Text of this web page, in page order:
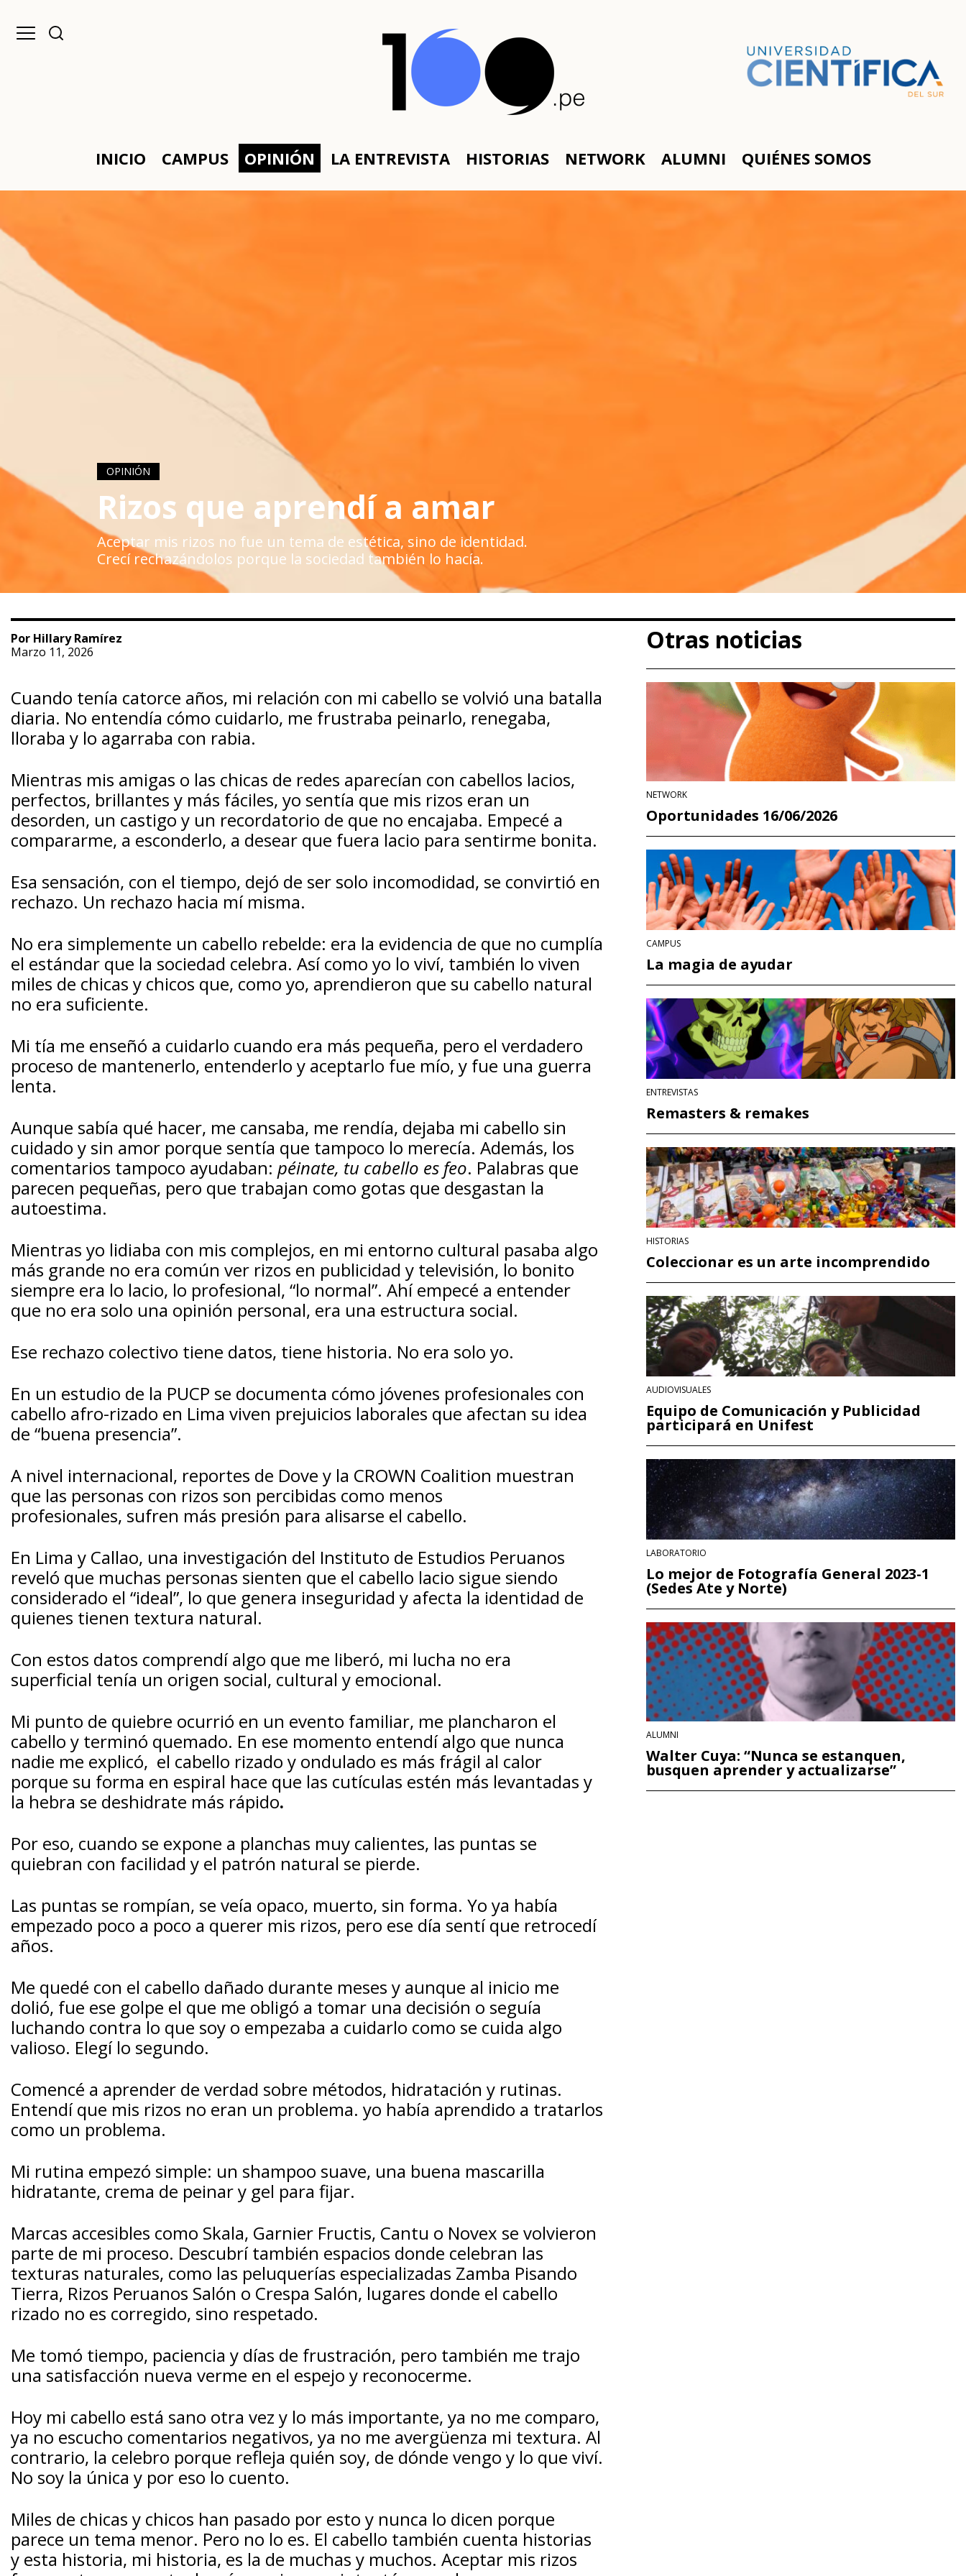
INICIO CAMPUS OPINIÓN LA ENTREVISTA HISTORIAS NETWORK ALUMNI QUIÉNES SOMOS
OPINIÓN
Rizos que aprendí a amar
Aceptar mis rizos no fue un tema de estética, sino de identidad.
Crecí rechazándolos porque la sociedad también lo hacía.
Por Hillary Ramírez
Marzo 11, 2026
Cuando tenía catorce años, mi relación con mi cabello se volvió una batalla
diaria. No entendía cómo cuidarlo, me frustraba peinarlo, renegaba,
lloraba y lo agarraba con rabia.
Mientras mis amigas o las chicas de redes aparecían con cabellos lacios,
perfectos, brillantes y más fáciles, yo sentía que mis rizos eran un
desorden, un castigo y un recordatorio de que no encajaba. Empecé a
compararme, a esconderlo, a desear que fuera lacio para sentirme bonita.
Esa sensación, con el tiempo, dejó de ser solo incomodidad, se convirtió en
rechazo. Un rechazo hacia mí misma.
No era simplemente un cabello rebelde: era la evidencia de que no cumplía
el estándar que la sociedad celebra. Así como yo lo viví, también lo viven
miles de chicas y chicos que, como yo, aprendieron que su cabello natural
no era suficiente.
Mi tía me enseñó a cuidarlo cuando era más pequeña, pero el verdadero
proceso de mantenerlo, entenderlo y aceptarlo fue mío, y fue una guerra
lenta.
Aunque sabía qué hacer, me cansaba, me rendía, dejaba mi cabello sin
cuidado y sin amor porque sentía que tampoco lo merecía. Además, los
comentarios tampoco ayudaban: péinate, tu cabello es feo. Palabras que
parecen pequeñas, pero que trabajan como gotas que desgastan la
autoestima.
Mientras yo lidiaba con mis complejos, en mi entorno cultural pasaba algo
más grande no era común ver rizos en publicidad y televisión, lo bonito
siempre era lo lacio, lo profesional, “lo normal”. Ahí empecé a entender
que no era solo una opinión personal, era una estructura social.
Ese rechazo colectivo tiene datos, tiene historia. No era solo yo.
En un estudio de la PUCP se documenta cómo jóvenes profesionales con
cabello afro-rizado en Lima viven prejuicios laborales que afectan su idea
de “buena presencia”.
A nivel internacional, reportes de Dove y la CROWN Coalition muestran
que las personas con rizos son percibidas como menos
profesionales, sufren más presión para alisarse el cabello.
En Lima y Callao, una investigación del Instituto de Estudios Peruanos
reveló que muchas personas sienten que el cabello lacio sigue siendo
considerado el “ideal”, lo que genera inseguridad y afecta la identidad de
quienes tienen textura natural.
Con estos datos comprendí algo que me liberó, mi lucha no era
superficial tenía un origen social, cultural y emocional.
Mi punto de quiebre ocurrió en un evento familiar, me plancharon el
cabello y terminó quemado. En ese momento entendí algo que nunca
nadie me explicó, el cabello rizado y ondulado es más frágil al calor
porque su forma en espiral hace que las cutículas estén más levantadas y
la hebra se deshidrate más rápido.
Por eso, cuando se expone a planchas muy calientes, las puntas se
quiebran con facilidad y el patrón natural se pierde.
Las puntas se rompían, se veía opaco, muerto, sin forma. Yo ya había
empezado poco a poco a querer mis rizos, pero ese día sentí que retrocedí
años.
Me quedé con el cabello dañado durante meses y aunque al inicio me
dolió, fue ese golpe el que me obligó a tomar una decisión o seguía
luchando contra lo que soy o empezaba a cuidarlo como se cuida algo
valioso. Elegí lo segundo.
Comencé a aprender de verdad sobre métodos, hidratación y rutinas.
Entendí que mis rizos no eran un problema. yo había aprendido a tratarlos
como un problema.
Mi rutina empezó simple: un shampoo suave, una buena mascarilla
hidratante, crema de peinar y gel para fijar.
Marcas accesibles como Skala, Garnier Fructis, Cantu o Novex se volvieron
parte de mi proceso. Descubrí también espacios donde celebran las
texturas naturales, como las peluquerías especializadas Zamba Pisando
Tierra, Rizos Peruanos Salón o Crespa Salón, lugares donde el cabello
rizado no es corregido, sino respetado.
Me tomó tiempo, paciencia y días de frustración, pero también me trajo
una satisfacción nueva verme en el espejo y reconocerme.
Hoy mi cabello está sano otra vez y lo más importante, ya no me comparo,
ya no escucho comentarios negativos, ya no me avergüenza mi textura. Al
contrario, la celebro porque refleja quién soy, de dónde vengo y lo que viví.
No soy la única y por eso lo cuento.
Miles de chicas y chicos han pasado por esto y nunca lo dicen porque
parece un tema menor. Pero no lo es. El cabello también cuenta historias
y esta historia, mi historia, es la de muchas y muchos. Aceptar mis rizos
Otras noticias
NETWORK
Oportunidades 16/06/2026
CAMPUS
La magia de ayudar
ENTREVISTAS
Remasters & remakes
HISTORIAS
Coleccionar es un arte incomprendido
AUDIOVISUALES
Equipo de Comunicación y Publicidad
participará en Unifest
LABORATORIO
Lo mejor de Fotografía General 2023-1
(Sedes Ate y Norte)
ALUMNI
Walter Cuya: “Nunca se estanquen,
busquen aprender y actualizarse”